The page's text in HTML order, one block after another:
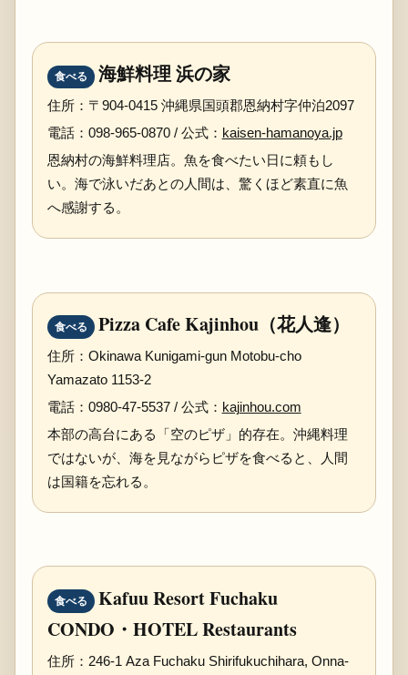
食べる 海鮮料理 浜の家
住所：〒904-0415 沖縄県国頭郡恩納村字仲泊2097
電話：098-965-0870 / 公式： kaisen-hamanoya.jp
恩納村の海鮮料理店。魚を食べたい日に頼もし
い。海で泳いだあとの人間は、驚くほど素直に魚
へ感謝する。
食べる Pizza Cafe Kajinhou（花人逢）
住所：Okinawa Kunigami-gun Motobu-cho
Yamazato 1153-2
電話：0980-47-5537 / 公式： kajinhou.com
本部の高台にある「空のピザ」的存在。沖縄料理
ではないが、海を見ながらピザを食べると、人間
は国籍を忘れる。
食べる
Kafuu Resort Fuchaku
CONDO・HOTEL Restaurants
住所：246-1 Aza Fuchaku Shirifukuchihara, Onna-